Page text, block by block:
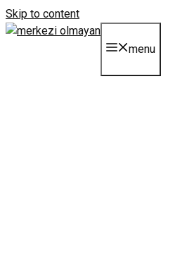
Skip to content
menu